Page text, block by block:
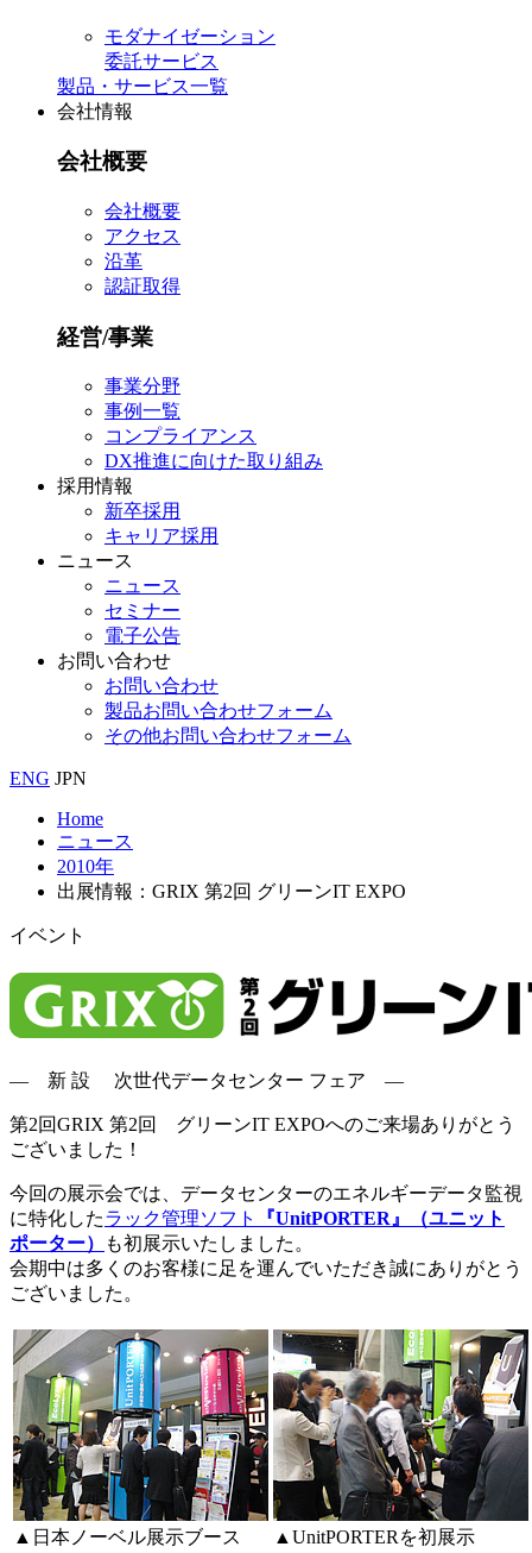
モダナイゼーション
委託サービス
製品・サービス一覧
会社情報
会社概要
会社概要
アクセス
沿革
認証取得
経営/事業
事業分野
事例一覧
コンプライアンス
DX推進に向けた取り組み
採用情報
新卒採用
キャリア採用
ニュース
ニュース
セミナー
電子公告
お問い合わせ
お問い合わせ
製品お問い合わせフォーム
その他お問い合わせフォーム
ENG JPN
Home
ニュース
2010年
出展情報：GRIX 第2回 グリーンIT EXPO
イベント
― 新 設 次世代データセンター フェア ―
第2回GRIX 第2回 グリーンIT EXPOへのご来場ありがとう
ございました！
今回の展示会では、データセンターのエネルギーデータ監視
に特化したラック管理ソフト
『UnitPORTER』（ユニット
ポーター）
も初展示いたしました。
会期中は多くのお客様に足を運んでいただき誠にありがとう
ございました。
▲日本ノーベル展示ブース ▲UnitPORTERを初展示